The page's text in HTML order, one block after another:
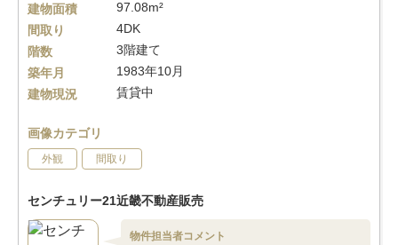
建物面積
97.08m²
間取り
4DK
階数
3階建て
築年月
1983年10月
建物現況
賃貸中
画像カテゴリ
外観 間取り
センチュリー21近畿不動産販売
物件担当者コメント